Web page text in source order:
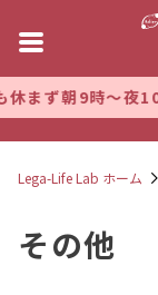
ず朝9時～夜10
Lega-Life Lab ホーム
その他